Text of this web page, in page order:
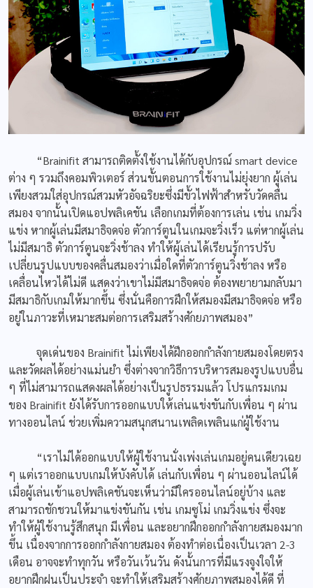
“Brainifit สามารถติดตั้งใช้งานได้กับอุปกรณ์ smart device
ต่าง ๆ รวมถึงคอมพิวเตอร์ ส่วนขั้นตอนการใช้งานไม่ยุ่งยาก ผู้เล่น
เพียงสวมใส่อุปกรณ์สวมหัวอัจฉริยะซึ่งมีขั้วไฟฟ้าสำหรับวัดคลื่น
สมอง จากนั้นเปิดแอปพลิเคชัน เลือกเกมที่ต้องการเล่น เช่น เกมวิ่ง
แข่ง หากผู้เล่นมีสมาธิจดจ่อ ตัวการ์ตูนในเกมจะวิ่งเร็ว แต่หากผู้เล่น
ไม่มีสมาธิ ตัวการ์ตูนจะวิ่งช้าลง ทำให้ผู้เล่นได้เรียนรู้การปรับ
เปลี่ยนรูปแบบของคลื่นสมองว่าเมื่อใดที่ตัวการ์ตูนวิ่งช้าลง หรือ
เคลื่อนไหวได้ไม่ดี แสดงว่าเขาไม่มีสมาธิจดจ่อ ต้องพยายามกลับมา
มีสมาธิกับเกมให้มากขึ้น ซึ่งนั่นคือการฝึกให้สมองมีสมาธิจดจ่อ หรือ
อยู่ในภาวะที่เหมาะสมต่อการเสริมสร้างศักยภาพสมอง”
จุดเด่นของ Brainifit ไม่เพียงได้ฝึกออกกำลังกายสมองโดยตรง
และวัดผลได้อย่างแม่นยำ ซึ่งต่างจากวิธีการบริหารสมองรูปแบบอื่น
ๆ ที่ไม่สามารถแสดงผลได้อย่างเป็นรูปธรรมแล้ว โปรแกรมเกม
ของ Brainifit ยังได้รับการออกแบบให้เล่นแข่งขันกับเพื่อน ๆ ผ่าน
ทางออนไลน์ ช่วยเพิ่มความสนุกสนานเพลิดเพลินแก่ผู้ใช้งาน
“เราไม่ได้ออกแบบให้ผู้ใช้งานนั่งเพ่งเล่นเกมอยู่คนเดียวเฉย
ๆ แต่เราออกแบบเกมให้บังคับได้ เล่นกับเพื่อน ๆ ผ่านออนไลน์ได้
เมื่อผู้เล่นเข้าแอปพลิเคชันจะเห็นว่ามีใครออนไลน์อยู่บ้าง และ
สามารถชักชวนให้มาแข่งขันกัน เช่น เกมซูโม่ เกมวิ่งแข่ง ซึ่งจะ
ทำให้ผู้ใช้งานรู้สึกสนุก มีเพื่อน และอยากฝึกออกกำลังกายสมองมาก
ขึ้น เนื่องจากการออกกำลังกายสมอง ต้องทำต่อเนื่องเป็นเวลา 2-3
เดือน อาจจะทำทุกวัน หรือวันเว้นวัน ดังนั้นการที่มีแรงจูงใจให้
อยากฝึกฝนเป็นประจำ จะทำให้เสริมสร้างศักยภาพสมองได้ดี ที่